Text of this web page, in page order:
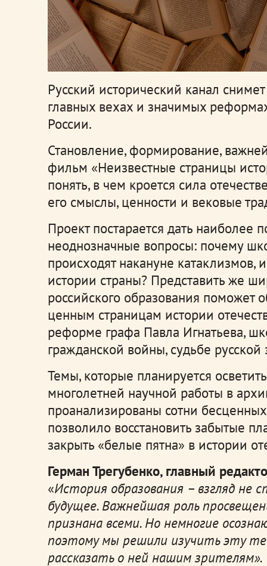
Русский исторический канал
главных вехах и значимых
России.
Становление, формирование,
фильм «Неизвестные страницы
понять, в чем кроется сила
его смыслы, ценности и вековые
Проект постарается дать
неоднозначные вопросы: почему
происходят накануне катаклизмов,
истории страны? Представить же
российского образования поможет
ценным страницам истории
реформе графа Павла Игнатьева,
гражданской войны, судьбе
Темы, которые планируется
многолетней научной работы в
проанализированы сотни
позволило восстановить забытые
закрыть «белые пятна» в истории
Герман Трегубенко, главный
«История образования – взгляд не
будущее. Важнейшая роль
признана всеми. Но немногие
поэтому мы решили изучить эту
рассказать о ней нашим зрителям».